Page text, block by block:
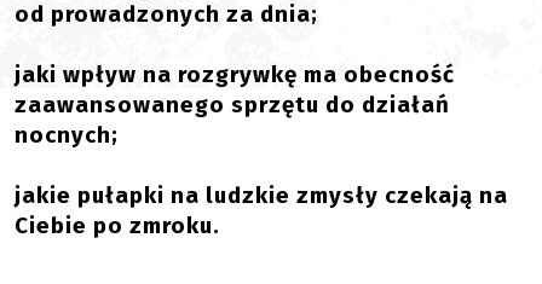
od prowadzonych za dnia;
jaki wpływ na rozgrywkę ma obecność
zaawansowanego sprzętu do działań
nocnych;
jakie pułapki na ludzkie zmysły czekają na
Ciebie po zmroku.